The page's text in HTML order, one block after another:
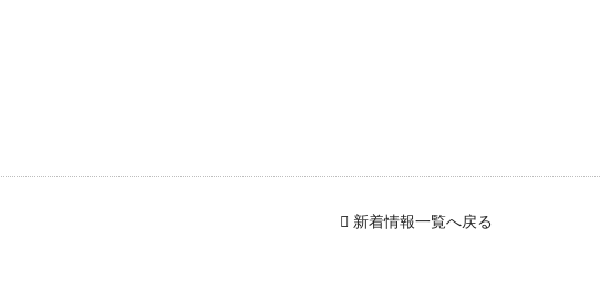
新着情報一覧へ戻る